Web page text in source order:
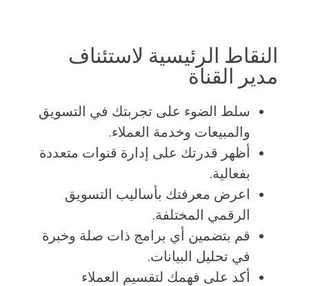
النقاط الرئيسية لاستئناف
مدير القناة
سلط الضوء على تجربتك في التسويق
والمبيعات وخدمة العملاء.
أظهر قدرتك على إدارة قنوات متعددة
بفعالية.
اعرض معرفتك بأساليب التسويق
الرقمي المختلفة.
قم بتضمين أي برامج ذات صلة وخبرة
في تحليل البيانات.
أكد على فهمك لتقسيم العملاء